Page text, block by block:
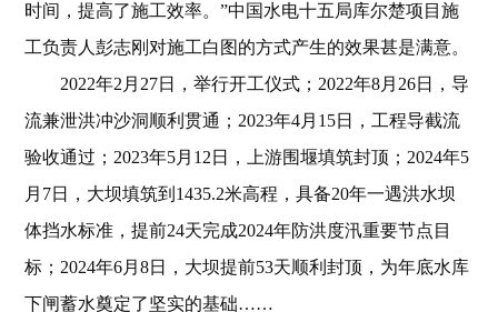
时间，提高了施工效率。”中国水电十五局库尔楚项目施
工负责人彭志刚对施工白图的方式产生的效果甚是满意。
2022年2月27日，举行开工仪式；2022年8月26日，导
流兼泄洪冲沙洞顺利贯通；2023年4月15日，工程导截流
验收通过；2023年5月12日，上游围堰填筑封顶；2024年5
月7日，大坝填筑到1435.2米高程，具备20年一遇洪水坝
体挡水标准，提前24天完成2024年防洪度汛重要节点目
标；2024年6月8日，大坝提前53天顺利封顶，为年底水库
下闸蓄水奠定了坚实的基础……